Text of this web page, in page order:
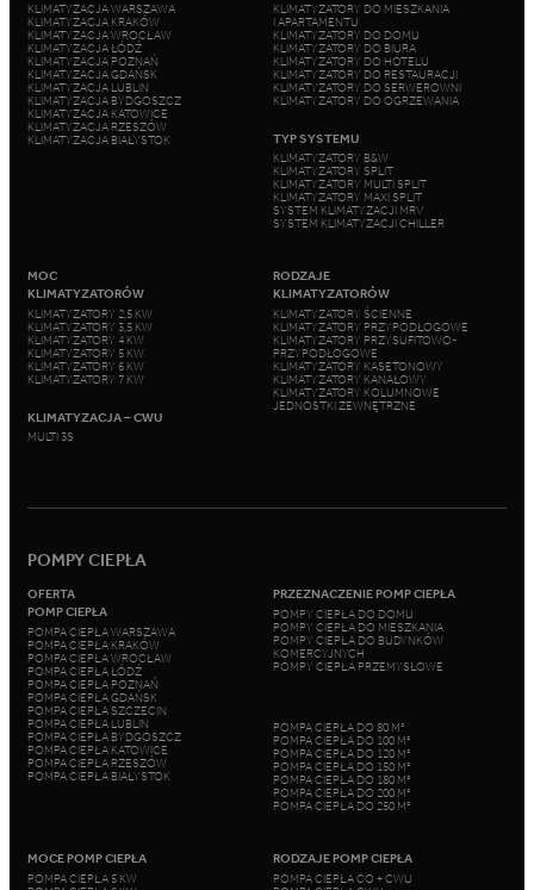
KLIMATYZACJA WARSZAWA
KLIMATYZACJA KRAKÓW
KLIMATYZACJA WROCŁAW
KLIMATYZACJA ŁÓDŹ
KLIMATYZACJA POZNAŃ
KLIMATYZACJA GDAŃSK
KLIMATYZACJA LUBLIN
KLIMATYZACJA BYDGOSZCZ
KLIMATYZACJA KATOWICE
KLIMATYZACJA RZESZÓW
KLIMATYZACJA BIAŁYSTOK
KLIMATYZATORY DO MIESZKANIA
I APARTAMENTU
KLIMATYZATORY DO DOMU
KLIMATYZATORY DO BIURA
KLIMATYZATORY DO HOTELU
KLIMATYZATORY DO RESTAURACJI
KLIMATYZATORY DO SERWEROWNI
KLIMATYZATORY DO OGRZEWANIA
TYP SYSTEMU
KLIMATYZATORY B&W
KLIMATYZATORY SPLIT
KLIMATYZATORY MULTI SPLIT
KLIMATYZATORY MAXI SPLIT
SYSTEM KLIMATYZACJI MRV
SYSTEM KLIMATYZACJI CHILLER
MOC
KLIMATYZATORÓW
KLIMATYZATORY 2,5 KW
KLIMATYZATORY 3,5 KW
KLIMATYZATORY 4 KW
KLIMATYZATORY 5 KW
KLIMATYZATORY 6 KW
KLIMATYZATORY 7 KW
KLIMATYZACJA – CWU
MULTI 3S
RODZAJE
KLIMATYZATORÓW
KLIMATYZATORY ŚCIENNE
KLIMATYZATORY PRZYPODŁOGOWE
KLIMATYZATORY PRZYSUFITOWO-
PRZYPODŁOGOWE
KLIMATYZATORY KASETONOWY
KLIMATYZATORY KANAŁOWY
KLIMATYZATORY KOLUMNOWE
JEDNOSTKI ZEWNĘTRZNE
POMPY CIEPŁA
OFERTA
POMP CIEPŁA
POMPA CIEPŁA WARSZAWA
POMPA CIEPŁA KRAKÓW
POMPA CIEPŁA WROCŁAW
POMPA CIEPŁA ŁÓDŹ
POMPA CIEPŁA POZNAŃ
POMPA CIEPŁA GDAŃSK
POMPA CIEPŁA SZCZECIN
POMPA CIEPŁA LUBLIN
POMPA CIEPŁA BYDGOSZCZ
POMPA CIEPŁA KATOWICE
POMPA CIEPŁA RZESZÓW
POMPA CIEPŁA BIAŁYSTOK
PRZEZNACZENIE POMP CIEPŁA
POMPY CIEPŁA DO DOMU
POMPY CIEPŁA DO MIESZKANIA
POMPY CIEPŁA DO BUDYNKÓW
KOMERCYJNYCH
POMPY CIEPŁA PRZEMYSŁOWE
POMPA CIEPŁA DO 80 M²
POMPA CIEPŁA DO 100 M²
POMPA CIEPŁA DO 120 M²
POMPA CIEPŁA DO 150 M²
POMPA CIEPŁA DO 180 M²
POMPA CIEPŁA DO 200 M²
POMPA CIEPŁA DO 250 M²
MOCE POMP CIEPŁA
POMPA CIEPŁA 5 KW
RODZAJE POMP CIEPŁA
POMPA CIEPŁA CO + CWU